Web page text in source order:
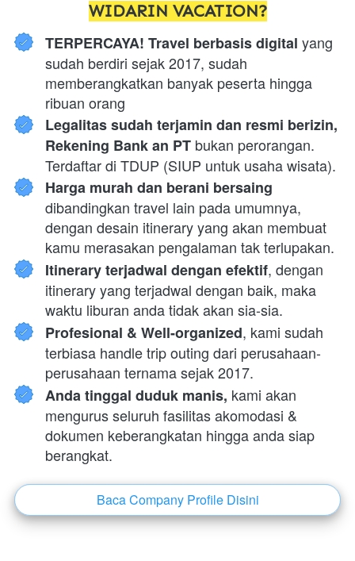
WIDARIN VACATION?
TERPERCAYA! Travel berbasis digital yang
sudah berdiri sejak 2017, sudah
memberangkatkan banyak peserta hingga
ribuan orang
Legalitas sudah terjamin dan resmi berizin,
Rekening Bank an PT bukan perorangan.
Terdaftar di TDUP (SIUP untuk usaha wisata).
dibandingkan travel lain pada umumnya,
dengan desain itinerary yang akan membuat
kamu merasakan pengalaman tak terlupakan.
Itinerary terjadwal dengan efektif, dengan
itinerary yang terjadwal dengan baik, maka
waktu liburan anda tidak akan sia-sia.
Profesional & Well-organized, kami sudah
terbiasa handle trip outing dari perusahaan-
perusahaan ternama sejak 2017.
Anda tinggal duduk manis, kami akan
mengurus seluruh fasilitas akomodasi &
dokumen keberangkatan hingga anda siap
berangkat.
`Baca Company Profile Disini